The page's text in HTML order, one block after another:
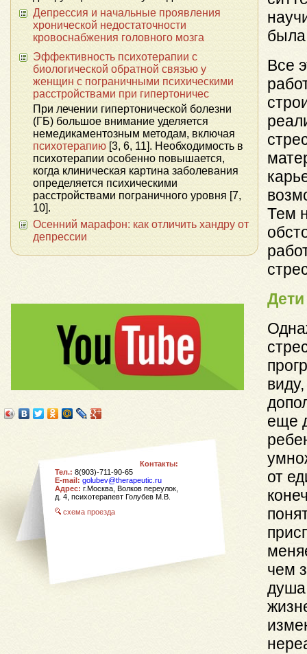
была
Все
Тем
Дети
еще
от
чем
Депрессия и начальные проявления
хронической недостаточности
кровоснабжения головного мозга
Эффективность психотерапии с
биологической обратной связью у
женщин с пограничными психическими
расстройствами при гипертоничес
При лечении гипертонической болезни
(ГБ) большое внимание уделяется
немедикаментозным методам, включая
психотерапию [3, 6, 11]. Необходимость в
психотерапии особенно повышается,
когда клиническая картина заболевания
определяется психическими
расстройствами пограничного уровня [7,
10].
Осенний марафон: как отличить хандру от
депрессии
Контакты:
Тел.: 8(903)-711-90-65
E-mail: golubev@therapeutic.ru
Адрес: г.Москва, Волков переулок,
д. 4, психотерапевт Голубев М.В.
схема проезда